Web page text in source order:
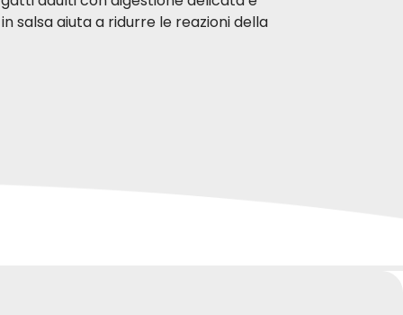
salsa aiuta a ridurre le reazioni della